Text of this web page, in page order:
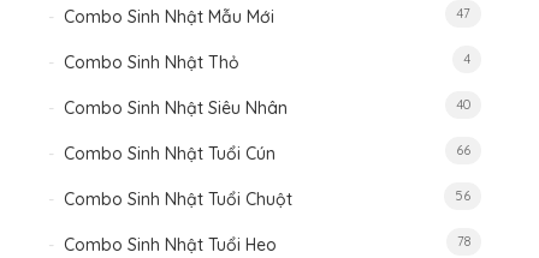
Combo Sinh Nhật Mẫu Mới 47
Combo Sinh Nhật Thỏ 4
Combo Sinh Nhật Siêu Nhân 40
Combo Sinh Nhật Tuổi Cún 66
Combo Sinh Nhật Tuổi Chuột 56
Combo Sinh Nhật Tuổi Heo 78